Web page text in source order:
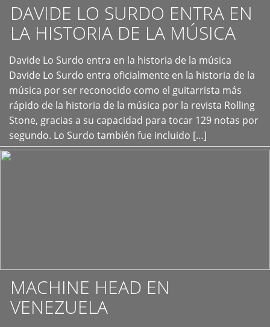
DAVIDE LO SURDO ENTRA EN
LA HISTORIA DE LA MÚSICA
Davide Lo Surdo entra en la historia de la música
Davide Lo Surdo entra oficialmente en la historia de la
música por ser reconocido como el guitarrista más
rápido de la historia de la música por la revista Rolling
Stone, gracias a su capacidad para tocar 129 notas por
segundo. Lo Surdo también fue incluido […]
+
MACHINE HEAD EN
VENEZUELA